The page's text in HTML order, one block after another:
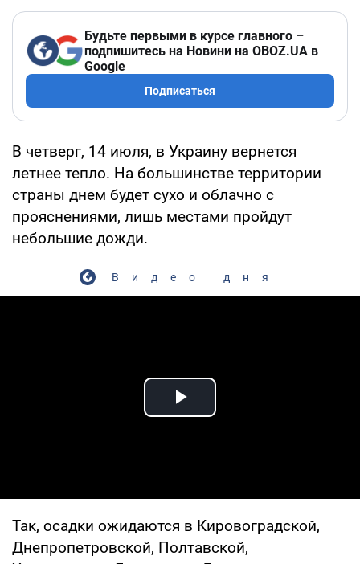
Будьте первыми в курсе главного –
подпишитесь на Новини на OBOZ.UA в
Google
Подписаться
В четверг, 14 июля, в Украину вернется
летнее тепло. На большинстве территории
страны днем будет сухо и облачно с
прояснениями, лишь местами пройдут
небольшие дожди.
Видео дня
Play Video
Так, осадки ожидаются в Кировоградской,
Днепропетровской, Полтавской,